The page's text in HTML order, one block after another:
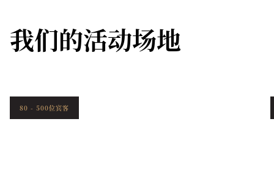
我们的活动场地
80 - 500位宾客